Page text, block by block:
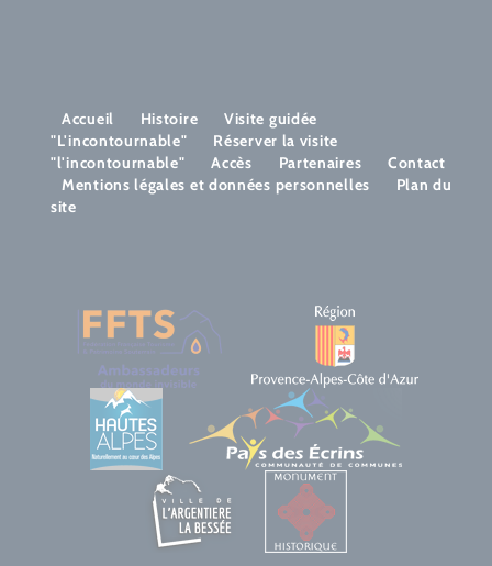
Accueil Histoire
Visite guidée
"L'incontournable"
Réserver la visite
"l'incontournable"
Accès Partenaires
Contact
Mentions légales et données personnelles
Plan du
site